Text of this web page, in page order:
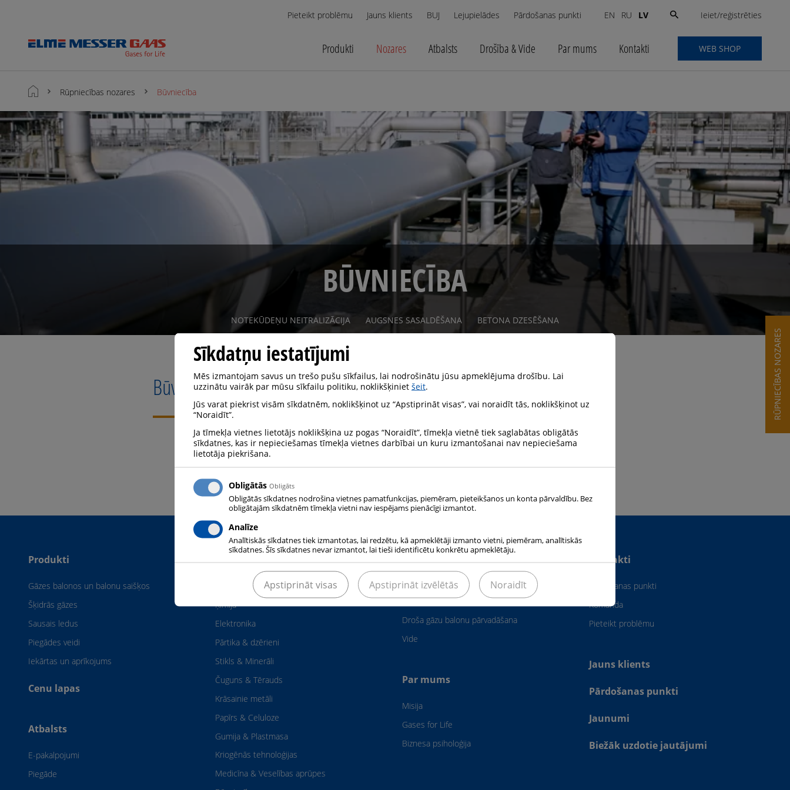
Pieteikt problēmu Jauns klients BUJ Lejupielādes Pārdošanas punkti EN RU LV
Search
Ieiet/reģistrēties
Produkti Nozares Atbalsts Drošība & Vide Par mums Kontakti WEB SHOP
Rūpniecības nozares Būvniecība
BŪVNIECĪBA
NOTEKŪDEŅU NEITRALIZĀCIJA AUGSNES SASALDĒŠANA BETONA DZESĒŠANA
Būvniecība RŪPNIECĪBAS NOZARES
Produkti
Gāzes balonos un balonu saišķos
Šķidrās gāzes
Sausais ledus
Piegādes veidi
Iekārtas un aprīkojums
Cenu lapas
Atbalsts
E-pakalpojumi
Piegāde
Rūpniecības nozares
Kuģu būve
Ķīmija
Elektronika
Pārtika & dzērieni
Stikls & Minerāli
Čuguns & Tērauds
Krāsainie metāli
Papīrs & Celuloze
Gumija & Plastmasa
Kriogēnās tehnoloģijas
Medicīna & Veselības aprūpes
Drošība & Vide
Droša gāzes balonu lietošana, transportēšana
& uzglabāšana
Droša gāzu balonu pārvadāšana
Vide
Par mums
Misija
Gases for Life
Biznesa psiholoģija
Kontakti
Pārdošanas punkti
Komanda
Pieteikt problēmu
Jauns klients
Pārdošanas punkti
Jaunumi
Biežāk uzdotie jautājumi
Sīkdatņu iestatījumi
Mēs izmantojam savus un trešo pušu sīkfailus, lai nodrošinātu jūsu apmeklējuma drošību. Lai
uzzinātu vairāk par mūsu sīkfailu politiku, noklikšķiniet šeit.
Jūs varat piekrist visām sīkdatnēm, noklikšķinot uz “Apstiprināt visas”, vai noraidīt tās, noklikšķinot uz
“Noraidīt”.
Ja tīmekļa vietnes lietotājs noklikšķina uz pogas “Noraidīt”, tīmekļa vietnē tiek saglabātas obligātās
sīkdatnes, kas ir nepieciešamas tīmekļa vietnes darbībai un kuru izmantošanai nav nepieciešama
lietotāja piekrišana.
Obligātās Obligāts
Obligātās sīkdatnes nodrošina vietnes pamatfunkcijas, piemēram, pieteikšanos un konta pārvaldību. Bez
obligātajām sīkdatnēm tīmekļa vietni nav iespējams pienācīgi izmantot.
Analīze
Analītiskās sīkdatnes tiek izmantotas, lai redzētu, kā apmeklētāji izmanto vietni, piemēram, analītiskās
sīkdatnes. Šīs sīkdatnes nevar izmantot, lai tieši identificētu konkrētu apmeklētāju.
Noraidīt
Apstiprināt izvēlētās
Apstiprināt visas